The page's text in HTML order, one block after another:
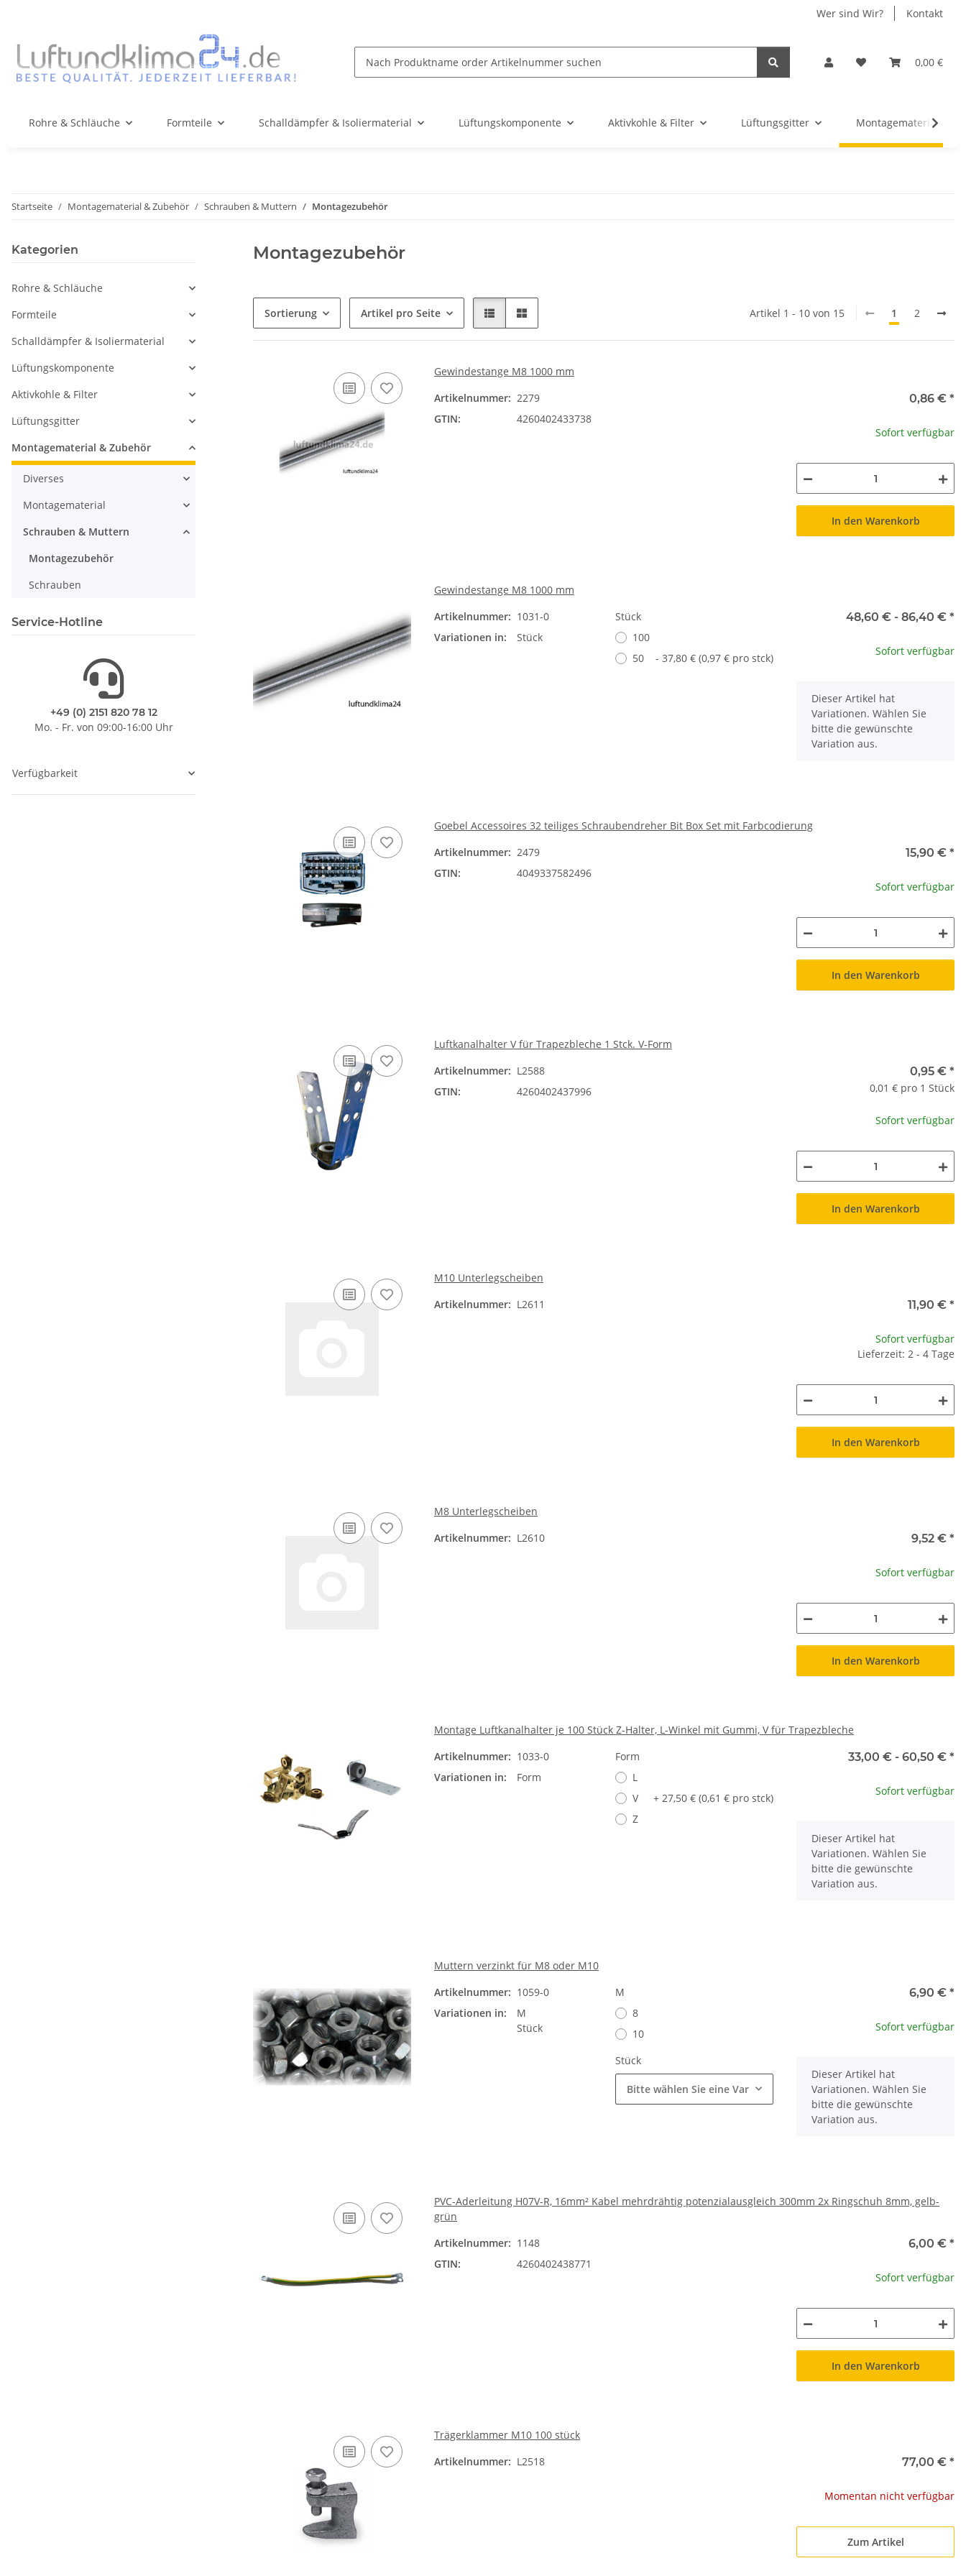
Wer sind Wir? Kontakt
0,00 €
Rohre & Schläuche Formteile Schalldämpfer & Isoliermaterial Lüftungskomponente Aktivkohle & Filter Lüftungsgitter Montagematerial &
Startseite Montagematerial & Zubehör Schrauben & Muttern Montagezubehör
Montagezubehör
Sortierung Artikel pro Seite Artikel 1 - 10 von 15 1 2
Gewindestange M8 1000 mm
Artikelnummer: 2279
GTIN:
4260402433738
0,86 € *
Sofort verfügbar
In den Warenkorb
Gewindestange M8 1000 mm
Artikelnummer: 1031-0
Variationen in:
Stück
Stück
100
50
- 37,80 € (0,97 € pro stck)
48,60 € - 86,40 € *
Sofort verfügbar
x
Dieser Artikel hat
Variationen. Wählen Sie
bitte die gewünschte
Variation aus.
Goebel Accessoires 32 teiliges Schraubendreher Bit Box Set mit Farbcodierung
Artikelnummer: 2479
GTIN:
4049337582496
15,90 € *
Sofort verfügbar
In den Warenkorb
Luftkanalhalter V für Trapezbleche 1 Stck. V-Form
Artikelnummer: L2588
GTIN:
4260402437996
0,95 € *
0,01 € pro 1 Stück
Sofort verfügbar
In den Warenkorb
M10 Unterlegscheiben
Artikelnummer: L2611 11,90 € *
Sofort verfügbar
Lieferzeit: 2 - 4 Tage
In den Warenkorb
M8 Unterlegscheiben
Artikelnummer: L2610 9,52 € *
Sofort verfügbar
In den Warenkorb
Montage Luftkanalhalter je 100 Stück Z-Halter, L-Winkel mit Gummi, V für Trapezbleche
Artikelnummer: 1033-0
Variationen in:
Form
Form
L
V
+ 27,50 € (0,61 € pro stck)
Z
33,00 € - 60,50 € *
Sofort verfügbar
x
Dieser Artikel hat
Variationen. Wählen Sie
bitte die gewünschte
Variation aus.
Muttern verzinkt für M8 oder M10
Artikelnummer: 1059-0
Variationen in:
M
Stück
M
8
10
Stück
Bitte wählen Sie eine Variation.
6,90 € *
Sofort verfügbar
x
Dieser Artikel hat
Variationen. Wählen Sie
bitte die gewünschte
Variation aus.
PVC-Aderleitung H07V-R, 16mm² Kabel mehrdrähtig potenzialausgleich 300mm 2x Ringschuh 8mm, gelb-
grün
Artikelnummer: 1148
GTIN:
4260402438771
6,00 € *
Sofort verfügbar
In den Warenkorb
Trägerklammer M10 100 stück
Artikelnummer: L2518 77,00 € *
Momentan nicht verfügbar
Zum Artikel
Kategorien
Rohre & Schläuche
Formteile
Schalldämpfer & Isoliermaterial
Lüftungskomponente
Aktivkohle & Filter
Lüftungsgitter
Montagematerial & Zubehör
Diverses
Montagematerial
Schrauben & Muttern
Montagezubehör
Schrauben
Service-Hotline
+49 (0) 2151 820 78 12
Mo. - Fr. von 09:00-16:00 Uhr
Verfügbarkeit